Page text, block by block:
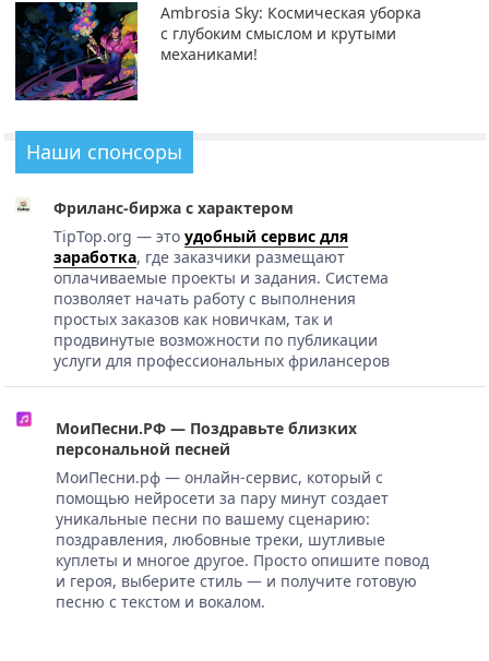
Ambrosia Sky: Космическая уборка
с глубоким смыслом и крутыми
механиками!
Наши спонсоры
Фриланс-биржа с характером
TipTop.org — это удобный сервис для
заработка, где заказчики размещают
оплачиваемые проекты и задания. Система
позволяет начать работу с выполнения
простых заказов как новичкам, так и
продвинутые возможности по публикации
услуги для профессиональных фрилансеров
МоиПесни.РФ — Поздравьте близких
персональной песней
МоиПесни.рф — онлайн-сервис, который с
помощью нейросети за пару минут создает
уникальные песни по вашему сценарию:
поздравления, любовные треки, шутливые
куплеты и многое другое. Просто опишите повод
и героя, выберите стиль — и получите готовую
песню с текстом и вокалом.